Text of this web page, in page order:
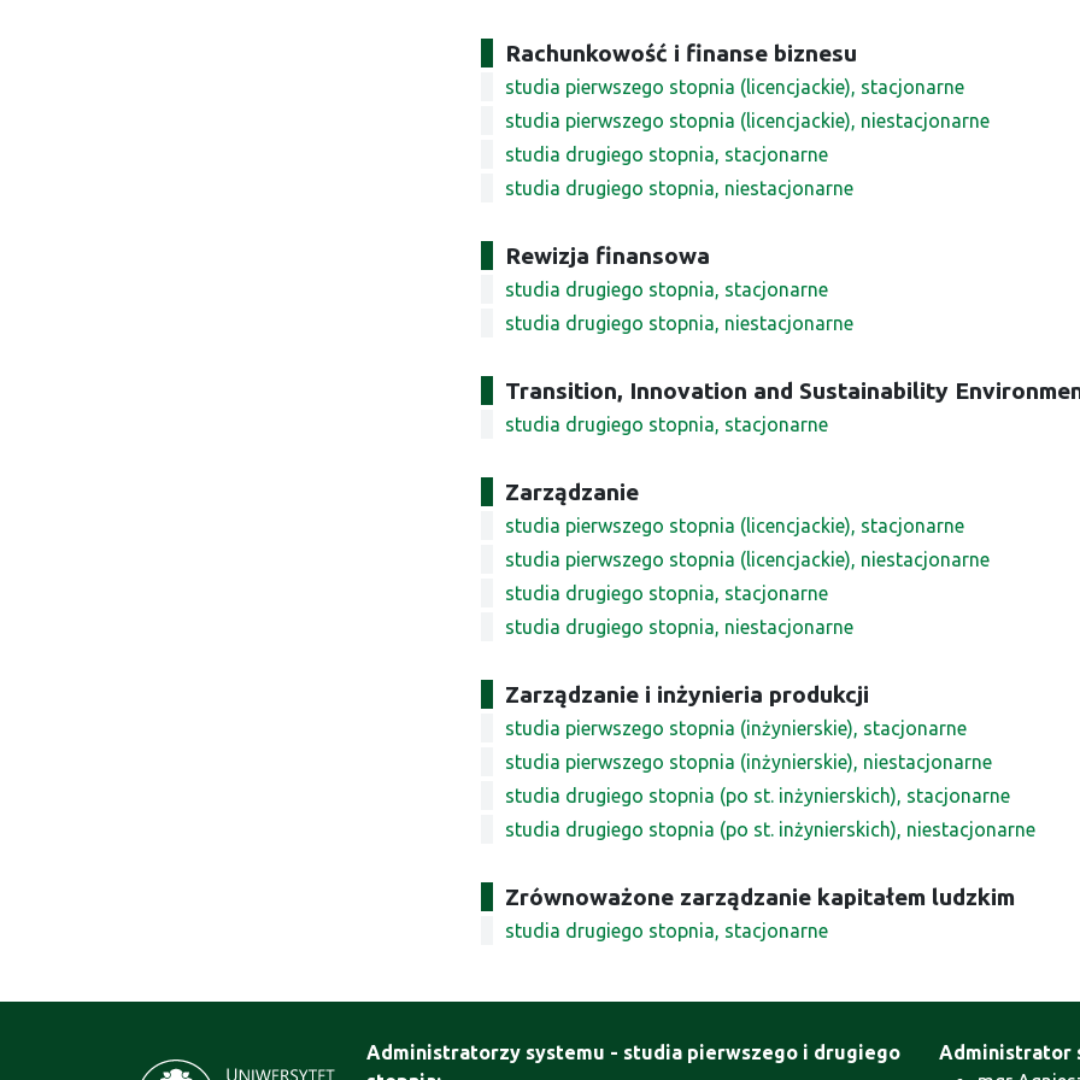
Rachunkowość i finanse biznesu
studia pierwszego stopnia (licencjackie), stacjonarne
studia pierwszego stopnia (licencjackie), niestacjonarne
studia drugiego stopnia, stacjonarne
studia drugiego stopnia, niestacjonarne
Rewizja finansowa
studia drugiego stopnia, stacjonarne
studia drugiego stopnia, niestacjonarne
Transition, Innovation and Sustainability
studia drugiego stopnia, stacjonarne
Zarządzanie
studia pierwszego stopnia (licencjackie), stacjonarne
studia pierwszego stopnia (licencjackie), niestacjonarne
studia drugiego stopnia, stacjonarne
studia drugiego stopnia, niestacjonarne
Zarządzanie i inżynieria produkcji
studia pierwszego stopnia (inżynierskie), stacjonarne
studia pierwszego stopnia (inżynierskie), niestacjonarne
studia drugiego stopnia (po st. inżynierskich), stacjonarne
studia drugiego stopnia (po st. inżynierskich), niestacjonarne
Zrównoważone zarządzanie kapitałem ludzkim
studia drugiego stopnia, stacjonarne
Administratorzy systemu - studia pierwszego i drugiego
Administrator